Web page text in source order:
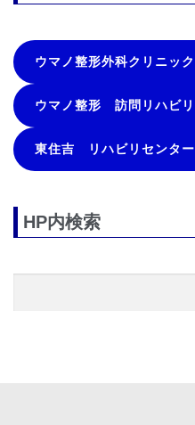
ウマノ整形外科クリニック
ウマノ整形 訪問リハビリ
東住吉 リハビリセンター
HP内検索